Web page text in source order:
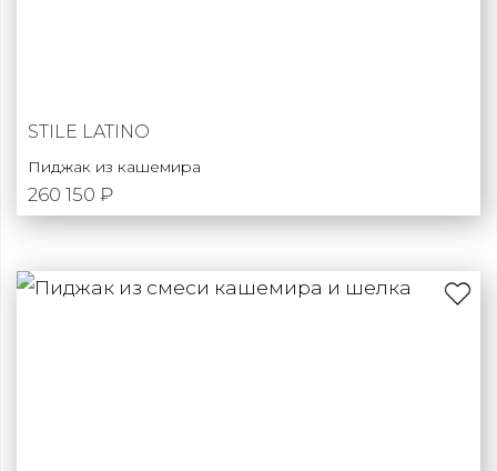
STILE LATINO
Пиджак из кашемира
260 150 ₽